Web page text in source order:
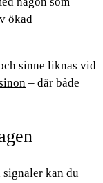
ökad
sinne liknas vid
– där både
kan du